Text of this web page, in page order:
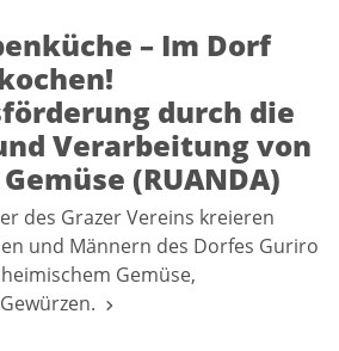
– Im Dorf
durch die
Verarbeitung von
(RUANDA)
des Grazer Vereins kreieren
und Männern des Dorfes Guriro
Gemüse,